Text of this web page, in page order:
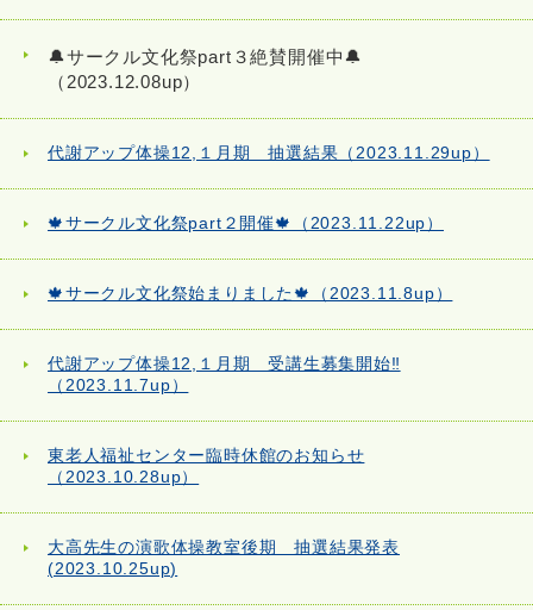
🔔サークル文化祭part３絶賛開催中🔔
（2023.12.08up）
代謝アップ体操12,１月期 抽選結果（2023.11.29up）
🍁サークル文化祭part２開催🍁（2023.11.22up）
🍁サークル文化祭始まりました🍁（2023.11.8up）
代謝アップ体操12,１月期 受講生募集開始‼
（2023.11.7up）
東老人福祉センター臨時休館のお知らせ
（2023.10.28up）
大高先生の演歌体操教室後期 抽選結果発表
(2023.10.25up)